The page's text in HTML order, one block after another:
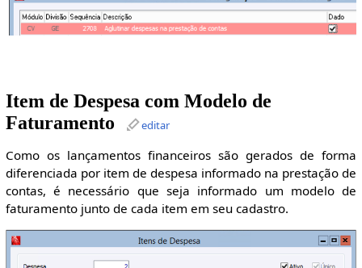
Item de Despesa com Modelo de
Faturamento
editar
Como os lançamentos financeiros são gerados de forma
diferenciada por item de despesa informado na prestação de
contas, é necessário que seja informado um modelo de
faturamento junto de cada item em seu cadastro.